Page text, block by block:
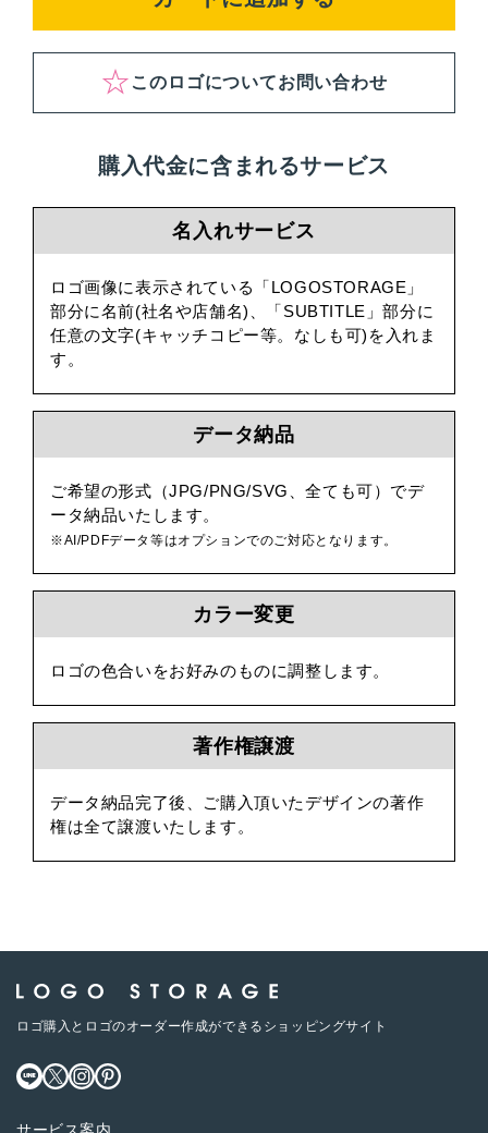
このロゴについてお問い合わせ
購入代金に含まれるサービス
名入れサービス
ロゴ画像に表示されている「LOGOSTORAGE」
部分に名前(社名や店舗名)、「SUBTITLE」部分に
任意の文字(キャッチコピー等。なしも可)を入れま
す。
データ納品
ご希望の形式（JPG/PNG/SVG、全ても可）でデ
ータ納品いたします。
※AI/PDFデータ等はオプションでのご対応となります。
カラー変更
ロゴの色合いをお好みのものに調整します。
著作権譲渡
データ納品完了後、ご購入頂いたデザインの著作
権は全て譲渡いたします。
ロゴ購入とロゴのオーダー作成ができるショッピングサイト